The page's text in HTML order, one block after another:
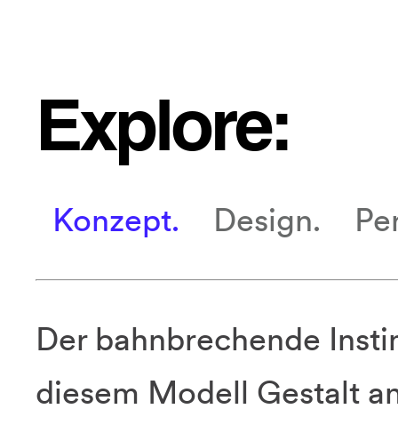
Explore:
Konzept. Design.
Der bahnbrechende
diesem Modell Gestalt